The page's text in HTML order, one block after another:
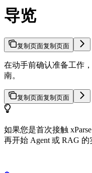
导览
复制页面复制页面
在动手前确认准备工作
南。
复制页面复制页面
如果您是首次接触
再开始 Agent 或 RAG 的